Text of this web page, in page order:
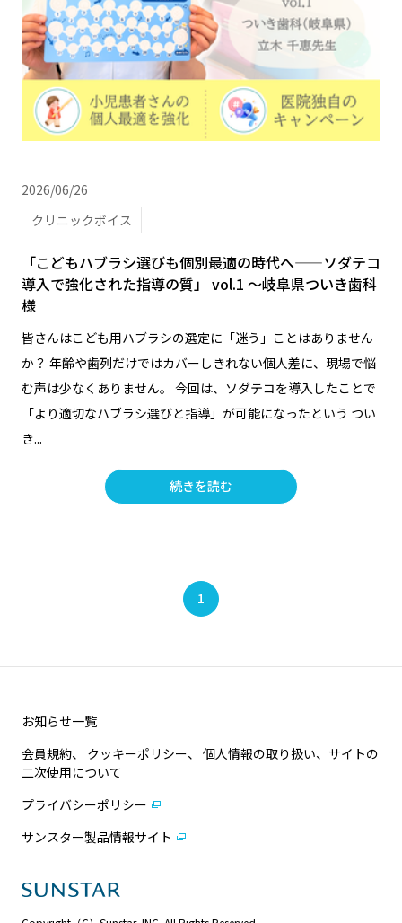
2026/06/26
クリニックボイス
「こどもハブラシ選びも個別最適の時代へ——ソダテコ
導入で強化された指導の質」 vol.1 ～岐阜県ついき歯科
様
皆さんはこども用ハブラシの選定に「迷う」ことはありません
か？ 年齢や歯列だけではカバーしきれない個人差に、現場で悩
む声は少なくありません。 今回は、ソダテコを導入したことで
「より適切なハブラシ選びと指導」が可能になったという つい
き...
続きを読む
1
お知らせ一覧
会員規約、 クッキーポリシー、 個人情報の取り扱い、サイトの
二次使用について
プライバシーポリシー
サンスター製品情報サイト